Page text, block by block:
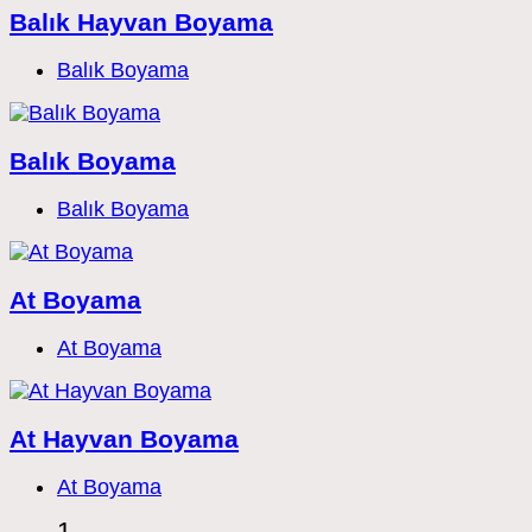
Balık Hayvan Boyama
Post
category:
Balık Boyama
Balık Boyama
Post
category:
Balık Boyama
At Boyama
Post
category:
At Boyama
At Hayvan Boyama
Post
At Boyama